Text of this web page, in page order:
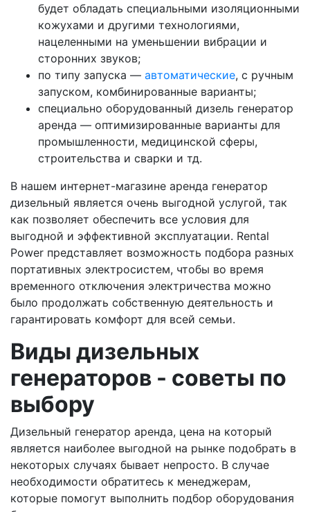
будет обладать специальными изоляционными
кожухами и другими технологиями,
нацеленными на уменьшении вибрации и
сторонних звуков;
по типу запуска — автоматические, с ручным
запуском, комбинированные варианты;
специально оборудованный дизель генератор
аренда — оптимизированные варианты для
промышленности, медицинской сферы,
строительства и сварки и тд.
В нашем интернет-магазине аренда генератор
дизельный является очень выгодной услугой, так
как позволяет обеспечить все условия для
выгодной и эффективной эксплуатации. Rental
Power представляет возможность подбора разных
портативных электросистем, чтобы во время
временного отключения электричества можно
было продолжать собственную деятельность и
гарантировать комфорт для всей семьи.
Виды дизельных
генераторов - советы по
выбору
Дизельный генератор аренда, цена на который
является наиболее выгодной на рынке подобрать в
некоторых случаях бывает непросто. В случае
необходимости обратитесь к менеджерам,
которые помогут выполнить подбор оборудования